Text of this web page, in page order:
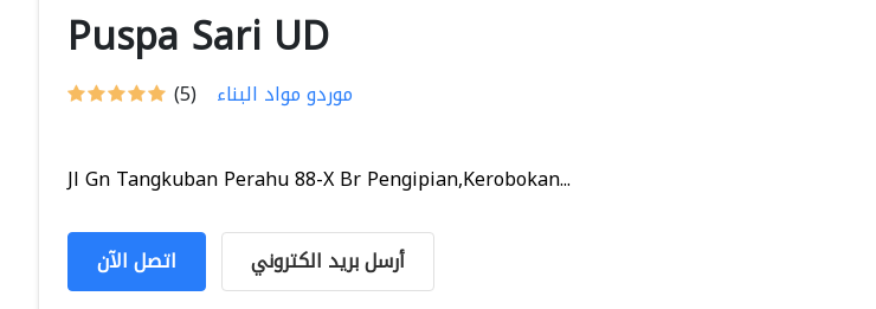
Puspa Sari UD
(5) موردو مواد البناء
Jl Gn Tangkuban Perahu 88-X Br Pengipian,Kerobokan...
اتصل الآن أرسل بريد الكتروني